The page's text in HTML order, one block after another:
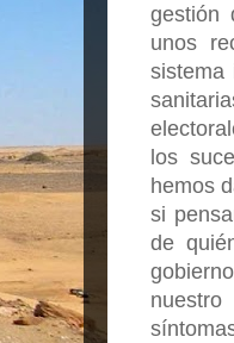
gestión
unos
sistema
los
hemos
si
de